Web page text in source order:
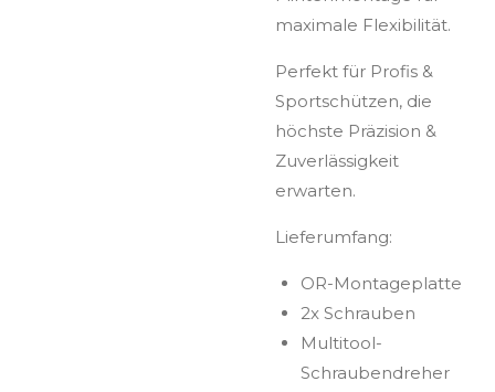
maximale Flexibilität.
Perfekt für Profis &
Sportschützen, die
höchste Präzision &
Zuverlässigkeit
erwarten.
Lieferumfang:
OR-Montageplatte
2x Schrauben
Multitool-
Schraubendreher